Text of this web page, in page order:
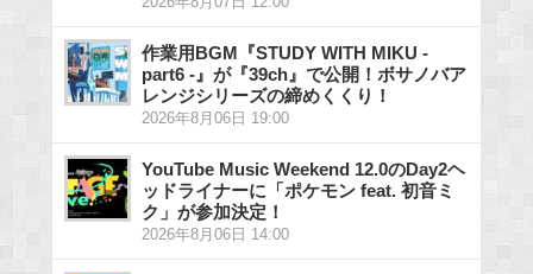
作業用BGM『STUDY WITH MIKU -
part6 -』が『39ch』で公開！ボサノバア
レンジシリーズの締めくくり！
2026年8月06日 19:00
YouTube Music Weekend 12.0のDay2ヘ
ッドライナーに「ポケモン feat. 初音ミ
ク」が参加決定！
2026年8月06日 14:00